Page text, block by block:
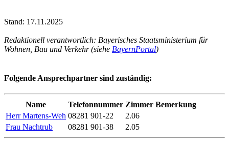
Stand: 17.11.2025
Redaktionell verantwortlich: Bayerisches Staatsministerium für
Wohnen, Bau und Verkehr (siehe BayernPortal)
Folgende Ansprechpartner sind zuständig:
Name Telefonnummer Zimmer Bemerkung
Herr Martens-Weh 08281 901-22
2.06
Frau Nachtrub
08281 901-38 2.05